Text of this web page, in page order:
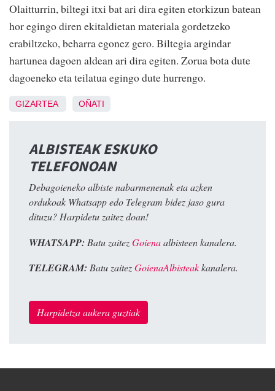
Olaitturrin, biltegi itxi bat ari dira egiten etorkizun batean
hor egingo diren ekitaldietan materiala gordetzeko
erabiltzeko, beharra egonez gero. Biltegia argindar
hartunea dagoen aldean ari dira egiten. Zorua bota dute
dagoeneko eta teilatua egingo dute hurrengo.
GIZARTEA OÑATI
ALBISTEAK ESKUKO
TELEFONOAN
Debagoieneko albiste nabarmenenak eta azken
ordukoak Whatsapp edo Telegram bidez jaso gura
dituzu? Harpidetu zaitez doan!
WHATSAPP: Batu zaitezGoienaalbisteen kanalera.
TELEGRAM: Batu zaitezGoienaAlbisteakkanalera.
Harpidetza aukera guztiak